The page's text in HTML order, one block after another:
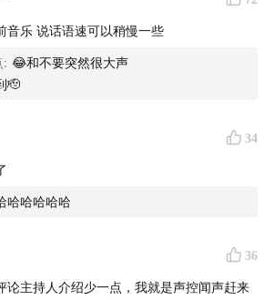
信这些音乐是能让人平静下来的。
以带你到另一个世界去，那是一个只
完全属于你，希望你能享受接下来的
」联合呈现
）
音乐 说话语速可以稍慢一些
: 😂和不要突然很大声
🫡
34
哈哈哈哈哈
36
论主持人介绍少一点，我就是声控闻声赶来